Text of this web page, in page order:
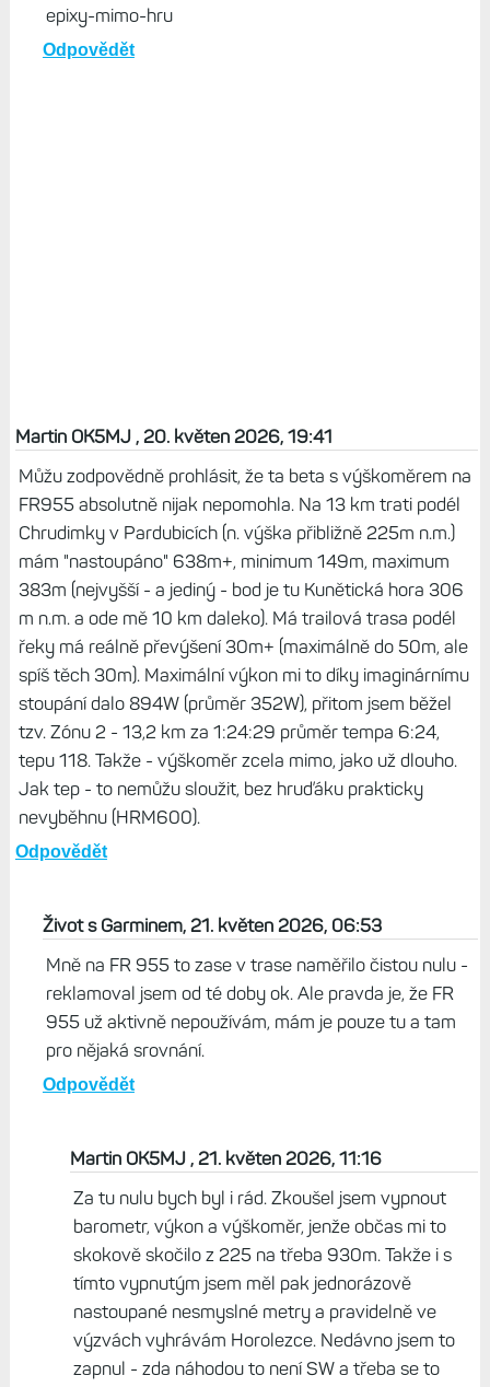
epixy-mimo-hru
Odpovědět
Martin OK5MJ , 20. květen 2026, 19:41
Můžu zodpovědně prohlásit, že ta beta s výškoměrem na
FR955 absolutně nijak nepomohla. Na 13 km trati podél
Chrudimky v Pardubicích (n. výška přibližně 225m n.m.)
mám "nastoupáno" 638m+, minimum 149m, maximum
383m (nejvyšší - a jediný - bod je tu Kunětická hora 306
m n.m. a ode mě 10 km daleko). Má trailová trasa podél
řeky má reálně převýšení 30m+ (maximálně do 50m, ale
spíš těch 30m). Maximální výkon mi to díky imaginárnímu
stoupání dalo 894W (průměr 352W), přitom jsem běžel
tzv. Zónu 2 - 13,2 km za 1:24:29 průměr tempa 6:24,
tepu 118. Takže - výškoměr zcela mimo, jako už dlouho.
Jak tep - to nemůžu sloužit, bez hruďáku prakticky
nevyběhnu (HRM600).
Odpovědět
Život s Garminem, 21. květen 2026, 06:53
Mně na FR 955 to zase v trase naměřilo čistou nulu -
reklamoval jsem od té doby ok. Ale pravda je, že FR
955 už aktivně nepoužívám, mám je pouze tu a tam
pro nějaká srovnání.
Odpovědět
Martin OK5MJ , 21. květen 2026, 11:16
Za tu nulu bych byl i rád. Zkoušel jsem vypnout
barometr, výkon a výškoměr, jenže občas mi to
skokově skočilo z 225 na třeba 930m. Takže i s
tímto vypnutým jsem měl pak jednorázově
nastoupané nesmyslné metry a pravidelně ve
výzvách vyhrávám Horolezce. Nedávno jsem to
zapnul - zda náhodou to není SW a třeba se to